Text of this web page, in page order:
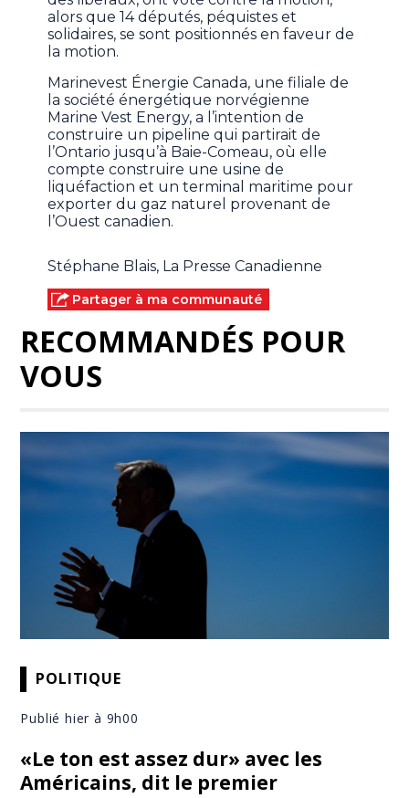
alors que 14 députés, péquistes et
solidaires, se sont positionnés en faveur de
la motion.
Marinevest Énergie Canada, une filiale de
la société énergétique norvégienne
Marine Vest Energy, a l’intention de
construire un pipeline qui partirait de
l’Ontario jusqu’à Baie-Comeau, où elle
compte construire une usine de
liquéfaction et un terminal maritime pour
exporter du gaz naturel provenant de
l’Ouest canadien.
Stéphane Blais, La Presse Canadienne
Partager à ma communauté
RECOMMANDÉS POUR
VOUS
POLITIQUE
Publié hier à 9h00
«Le ton est assez dur» avec les
Américains, dit le premier